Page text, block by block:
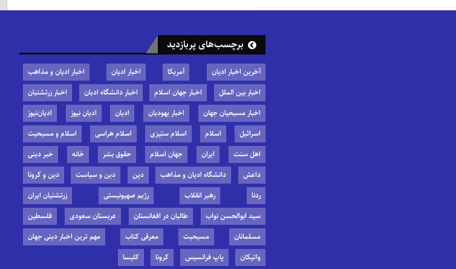
برچسب‌های پربازدید
آخرین اخبار ادیان آمریکا اخبار ادیان
اخبار ادیان و مذاهب
اخبار بین الملل
اخبار جهان اسلام اخبار دانشگاه ادیان
اخبار زرتشتیان
اخبار مسیحیان جهان
اخبار یهودیان ادیان ادیان نیوز
ادیان‌نیوز
اسرائیل
اسلام اسلام ستیزی اسلام هراسی
اسلام و مسیحیت
اهل سنت
ایران جهان اسلام حقوق بشر خانه
خبر دینی
داعش
دانشگاه ادیان و مذاهب دین دین و سیاست
دین و کرونا
ردنا
رهبر انقلاب رژیم صهیونیستی
زرتشتیان ایران
سید ابوالحسن نواب
طالبان در افغانستان عربستان سعودی
فلسطین
مسلمانان
مسیحیت معرفی کتاب
مهم ترین اخبار دینی جهان
واتیکان
پاپ فرانسیس کرونا کلیسا